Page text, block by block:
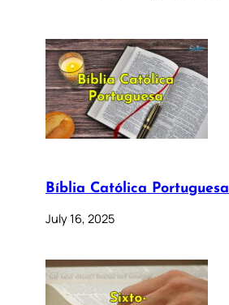
Bíblia Católica Portuguesa
July 16, 2025